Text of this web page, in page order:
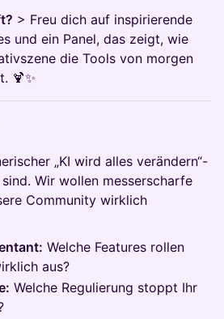
> Freu dich auf inspirierende
und ein Panel, das zeigt, wie
die Tools von morgen
🍹✨
„KI wird alles verändern“-
Wir wollen messerscharfe
Community wirklich
Welche Features rollen
aus?
Welche Regulierung stoppt Ihr